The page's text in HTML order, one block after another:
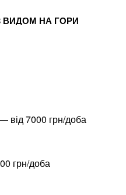
ВИДОМ НА ГОРИ
від 7000 грн/доба
грн/доба